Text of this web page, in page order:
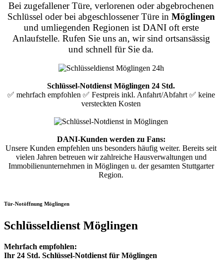
Bei zugefallener Türe, verlorenen oder abgebrochenen
Schlüssel oder bei abgeschlossener Türe in Möglingen
und umliegenden Regionen ist DANI oft erste
Anlaufstelle. Rufen Sie uns an, wir sind ortsansässig
und schnell für Sie da.
Schlüssel-Notdienst Möglingen 24 Std.
✅ mehrfach empfohlen ✅ Festpreis inkl. Anfahrt/Abfahrt ✅ keine
versteckten Kosten
DANI-Kunden werden zu Fans:
Unsere Kunden empfehlen uns besonders häufig weiter. Bereits seit
vielen Jahren betreuen wir zahlreiche Hausverwaltungen und
Immobilienunternehmen in Möglingen u. der gesamten Stuttgarter
Region.
Tür-Notöffnung Möglingen
Schlüsseldienst Möglingen
Mehrfach empfohlen:
Ihr 24 Std. Schlüssel-Notdienst für Möglingen